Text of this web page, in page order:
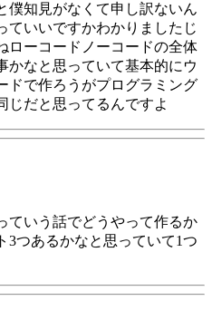
僕知見がなくて申し訳ないん
ていいですかわかりましたじ
ローコードノーコードの全体
かなと思っていて基本的にウ
ドで作ろうがプログラミング
じだと思ってるんですよ
ていう話でどうやって作るか
3つあるかなと思っていて1つ